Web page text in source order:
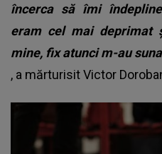
încerca să îmi
eram cel mai deprimat
mine, fix atunci m-au
, a mărturisit Victor